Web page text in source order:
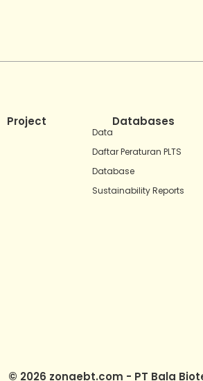
Project Databases
Data
Daftar Peraturan PLTS
Database
Sustainability Reports
© 2026 zonaebt.com - PT Bala